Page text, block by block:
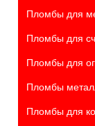
Пломбы для
Пломбы для
Пломбы для
Пломбы
Пломбы для